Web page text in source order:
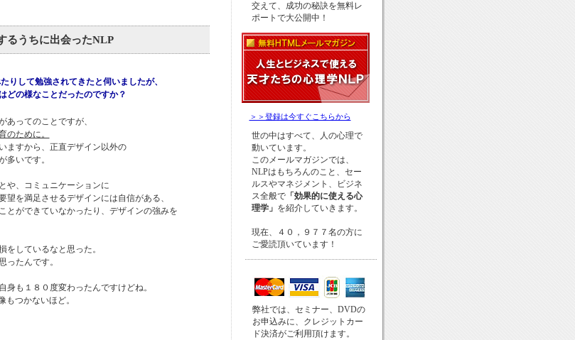
るうちに出会ったNLP
して勉強されてきたと伺いましたが、
の様なことだったのですか？
あってのことですが、
のために。
ますから、正直デザイン以外の
多いです。
や、コミュニケーションに
を満足させるデザインには自信がある、
とができていなかったり、デザインの強みを
をしているなと思った。
ったんです。
も１８０度変わったんですけどね。
つかないほど。
交えて、成功の秘訣を無料レ
ポートで大公開中！
＞＞登録は今すぐこちらから
世の中はすべて、人の心理で
動いています。
このメールマガジンでは、
NLPはもちろんのこと、セー
ルスやマネジメント、ビジネ
ス全般で「効果的に使える心
理学」 を紹介していきます。
現在、４０，９７７名の方に
ご愛読頂いています！
弊社では、セミナー、DVDの
お申込みに、クレジットカー
ド決済がご利用頂けます。